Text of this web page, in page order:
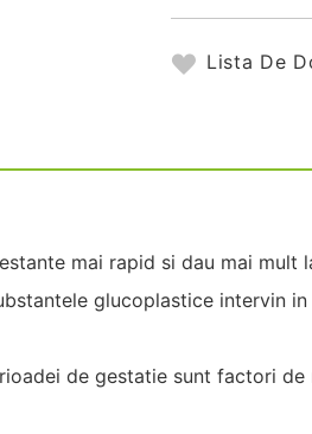
Lista De
mai rapid si dau mai mult
glucoplastice intervin
de gestatie sunt factori